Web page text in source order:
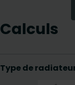
Calculs